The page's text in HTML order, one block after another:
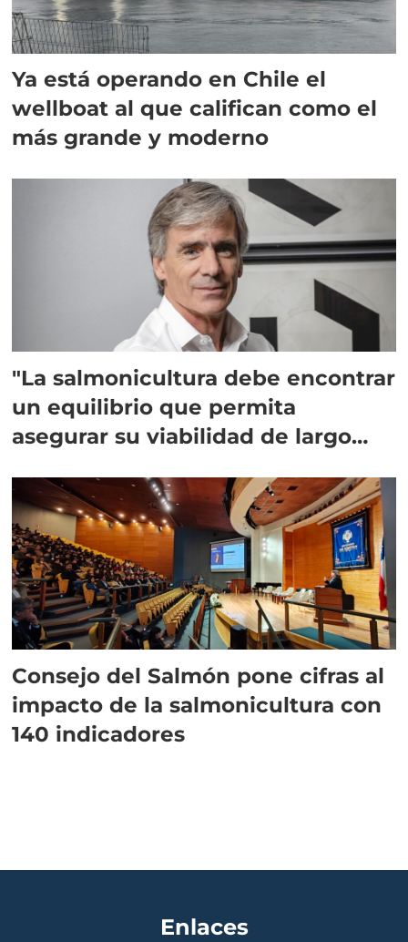
Ya está operando en Chile el
wellboat al que califican como el
más grande y moderno
"La salmonicultura debe encontrar
un equilibrio que permita
asegurar su viabilidad de largo
Consejo del Salmón pone cifras al
impacto de la salmonicultura con
140 indicadores
Enlaces